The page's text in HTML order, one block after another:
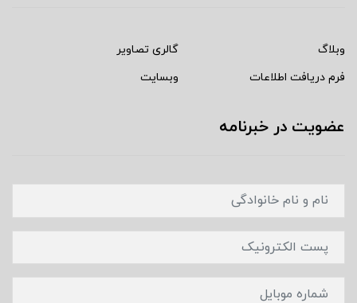
وبلاگ
گالری تصاویر
فرم دریافت اطلاعات
وبسایت
عضویت در خبرنامه